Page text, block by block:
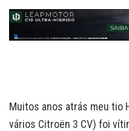
p
p
I
n
o
k
n
k
Muitos anos atrás meu tio
vários Citroën 3 CV) foi